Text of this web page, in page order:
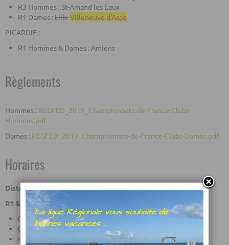
R3 Hommes : St-Amand les Eaux
R1 Dames :LilleVilleneuve d'Ascq
PICARDIE :
R1 Hommes & Dames : Amiens
Règlements
Hommes : REGFED_2019_Championnats-de-France-Clubs-
Hommes.pdf
Dames : REGFED_2019_Championnats-de-France-Clubs-Dames.pdf
Horaires
District NPDC
R1 & R2 Hommes - poules de 8
08h15 : Boules d'essai
08h30 : Compétition 4 parties
Reconditionnement & déjeuner